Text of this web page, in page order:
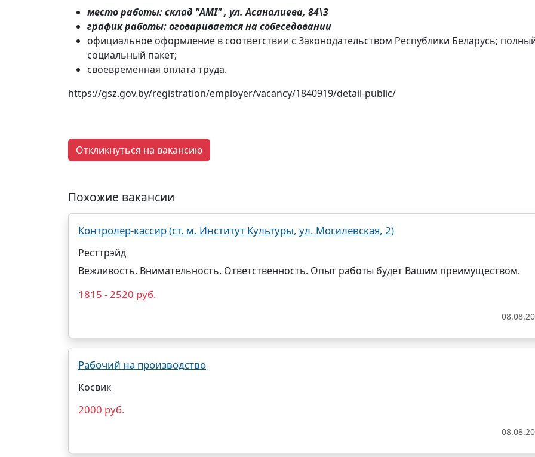
место работы: склад "AMI" , ул. Асаналиева, 84\3
график работы: оговаривается на собеседовании
официальное оформление в соответствии с Законодательством Республики Беларусь;
социальный пакет;
своевременная оплата труда.
https://gsz.gov.by/registration/employer/vacancy/1840919/detail-public/
Откликнуться на вакансию
Похожие вакансии
Контролер-кассир (ст. м. Институт Культуры, ул. Могилевская, 2)
Ресттрэйд
Вежливость. Внимательность. Ответственность. Опыт работы будет Вашим преимуществом.
1815 - 2520 руб.
Рабочий на производство
Косвик
2000 руб.